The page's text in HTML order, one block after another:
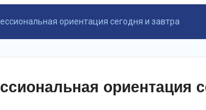
ориентация сегодня и завтра
ориентация